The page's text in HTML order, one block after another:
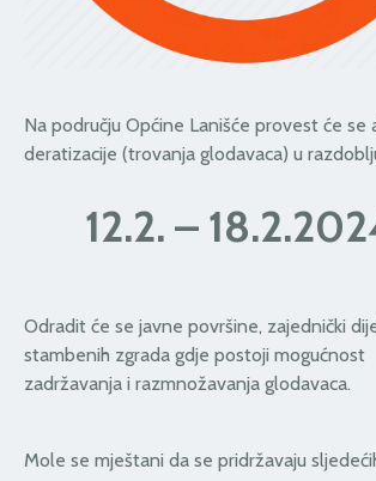
Na području Općine Lanišće provest će se
deratizacije (trovanja glodavaca) u
12.2. –
Odradit će se javne površine, zajednički
stambenih zgrada gdje postoji mogućnost
zadržavanja i razmnožavanja glodavaca.
Mole se mještani da se pridržavaju